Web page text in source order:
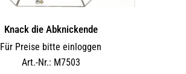
Knack die Abknickende
Für Preise bitte einloggen
Art.-Nr.: M7503